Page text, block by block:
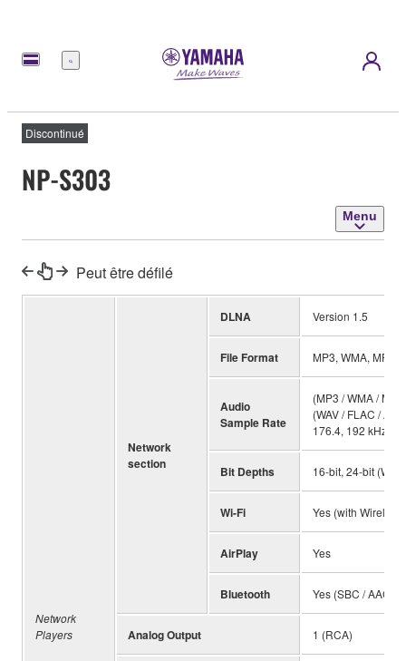
Menu
Discontinué
NP-S303
Menu
Peut être défilé
Network
Players
Network
section
DLNA Version 1.5
File Format MP3, WMA,
Audio
Sample Rate
(MP3 / WMA /
(WAV / FLAC /
176.4, 192 kHz
Bit Depths 16-bit, 24-bit
Wi-Fi Yes (with Wireless
AirPlay Yes
Bluetooth Yes (SBC / AAC)
Analog Output 1 (RCA)